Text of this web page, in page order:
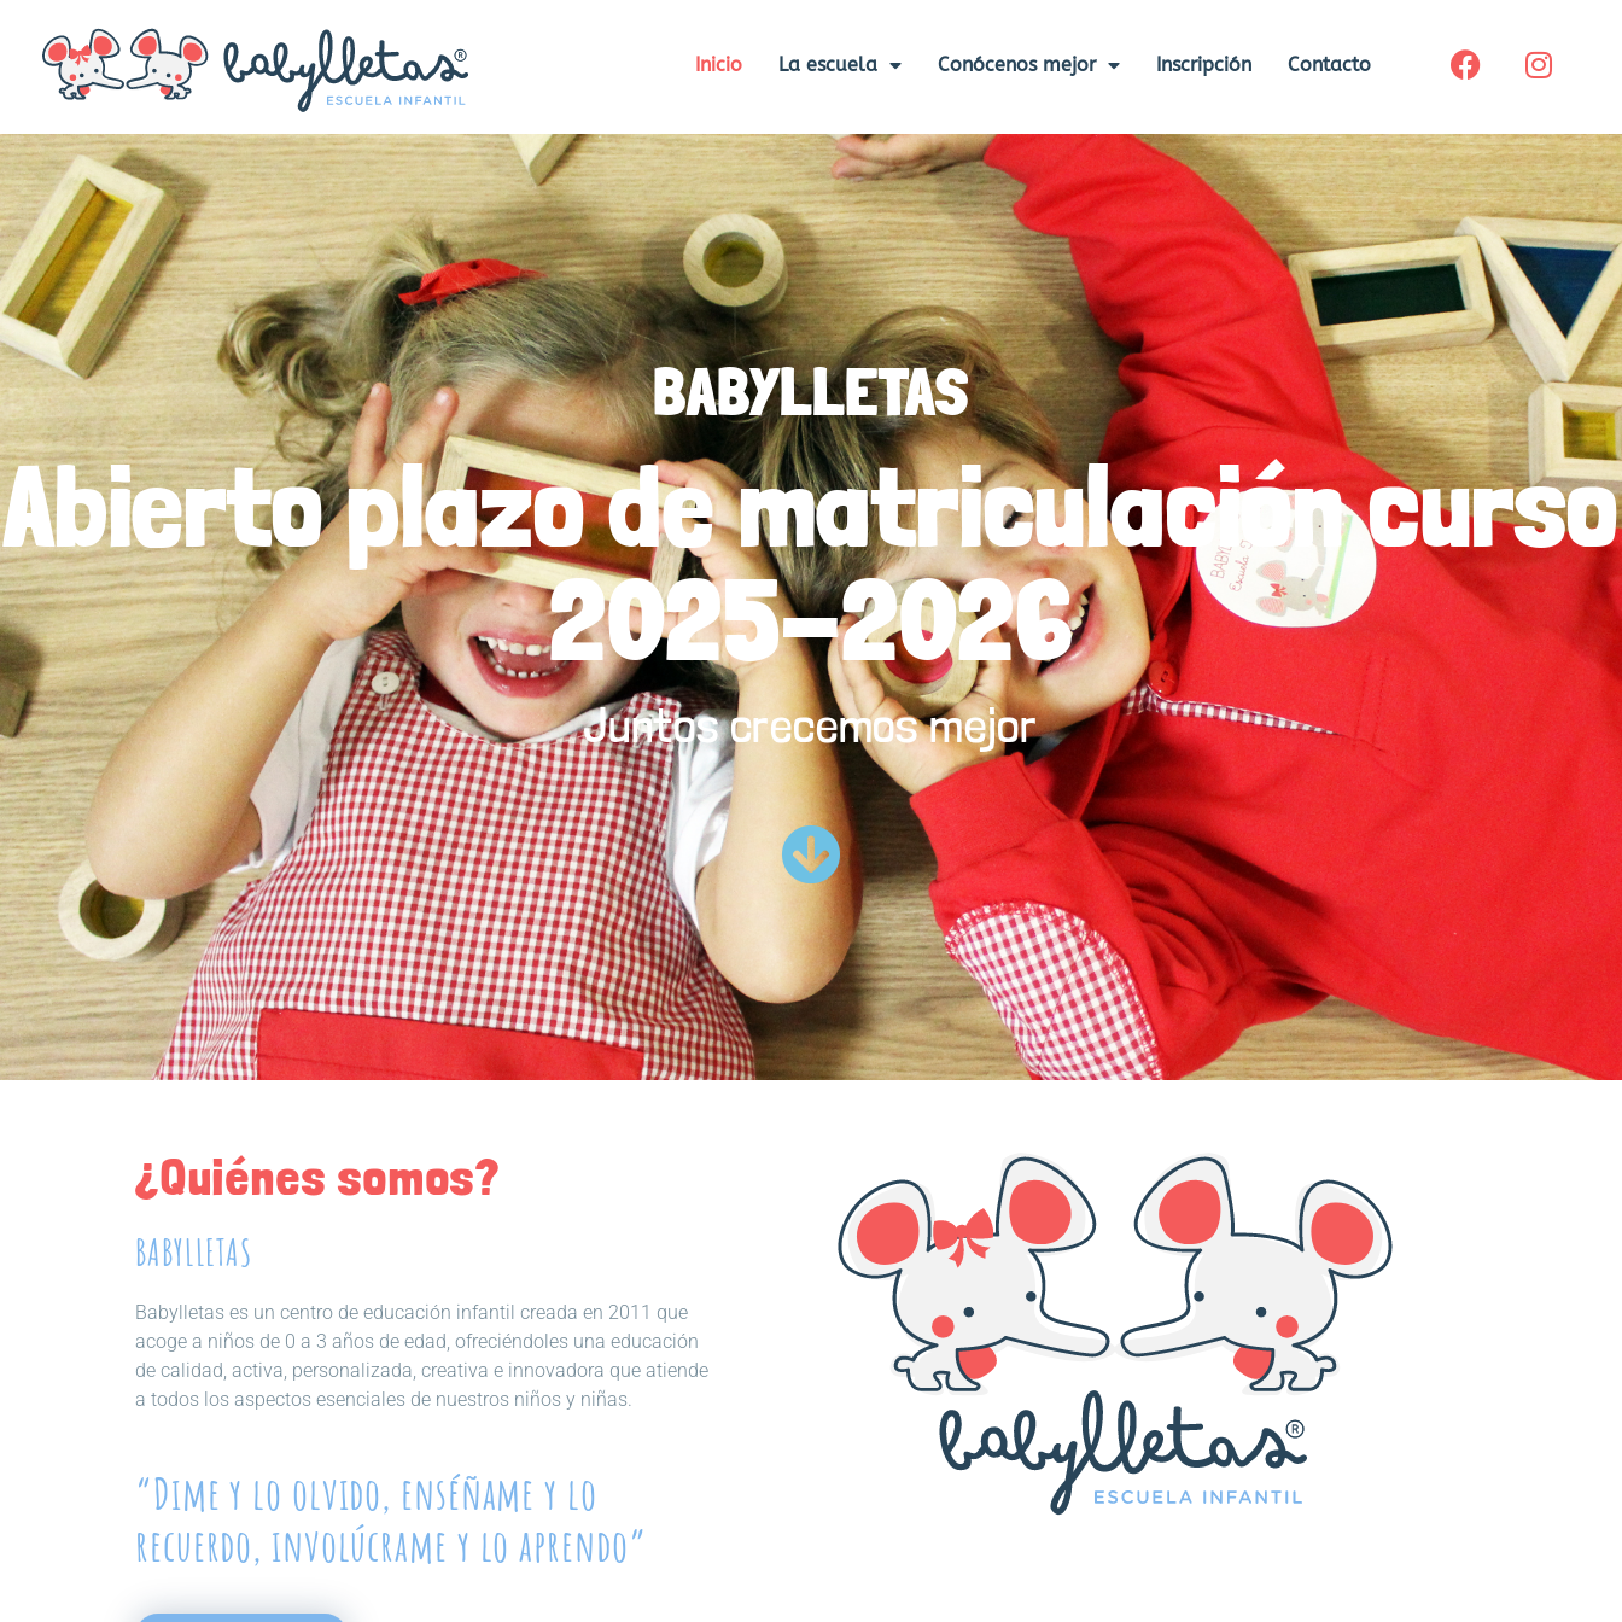
Inicio La escuela Conócenos mejor Inscripción Contacto
BABYLLETAS
Abierto plazo de matriculación curso
2025-2026
Juntos crecemos mejor
¿Quiénes somos?
BABYLLETAS
Babylletas es un centro de educación infantil creada en 2011 que
acoge a niños de 0 a 3 años de edad, ofreciéndoles una educación
de calidad, activa, personalizada, creativa e innovadora que atiende
a todos los aspectos esenciales de nuestros niños y niñas.
“Dime y lo olvido, enséñame y lo
recuerdo, involúcrame y lo aprendo”